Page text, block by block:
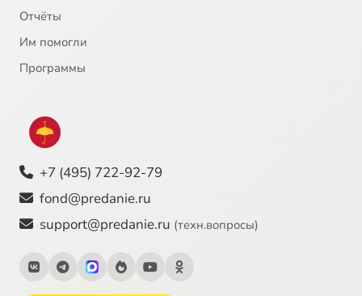
Отчёты
Им помогли
Программы
+7 (495) 722-92-79
fond@predanie.ru
support@predanie.ru (техн.вопросы)